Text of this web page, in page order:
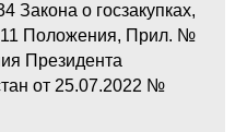
Закона о госзакупках,
11 Положения, Прил. №
Президента
от 25.07.2022 №